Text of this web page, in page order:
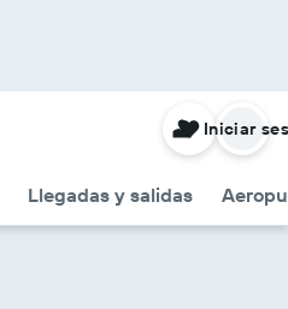
Llegadas y salidas
Iniciar